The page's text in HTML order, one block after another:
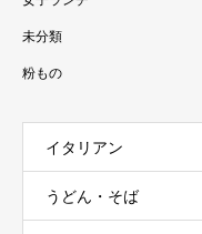
未分類
粉もの
イタリアン
うどん・そば